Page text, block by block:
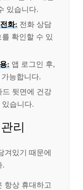
있습니다.
화: 전화 상담
확인할 수 있
: 앱 로그인 후,
가능합니다.
드 뒷면에 건강
습니다.
리
겨있기 때문에
.
항상 휴대하고